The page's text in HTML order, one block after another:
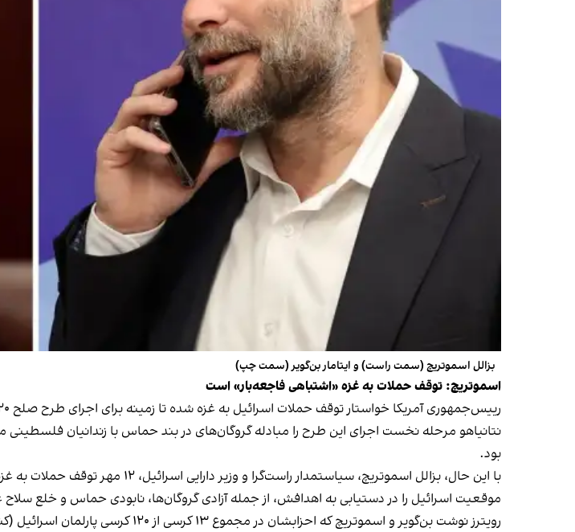
بزالل اسموتریچ (سمت راست) و ایتامار بن‌گویر (سمت چپ)
اسموتریچ: توقف حملات به غزه «اشتباهی فاجعه‌بار» است
رییس‌جمهوری آمریکا خواستار توقف حملات اسرائیل به غزه شده تا زمینه برای اجرای طرح صلح ۲۰ ماده‌‎ای او فراهم آید.
نتانیاهو مرحله نخست اجرای این طرح را مبادله گروگان‌های در بند حماس با زندانیان
بود.
با این حال، بزالل اسموتریچ،
موقعیت اسرائیل را در دستیابی به اهدافش، از جمله آزادی گروگان‌ها، نابودی حماس و خلع
رویترز نوشت بن‌گویر و اسموتریچ که